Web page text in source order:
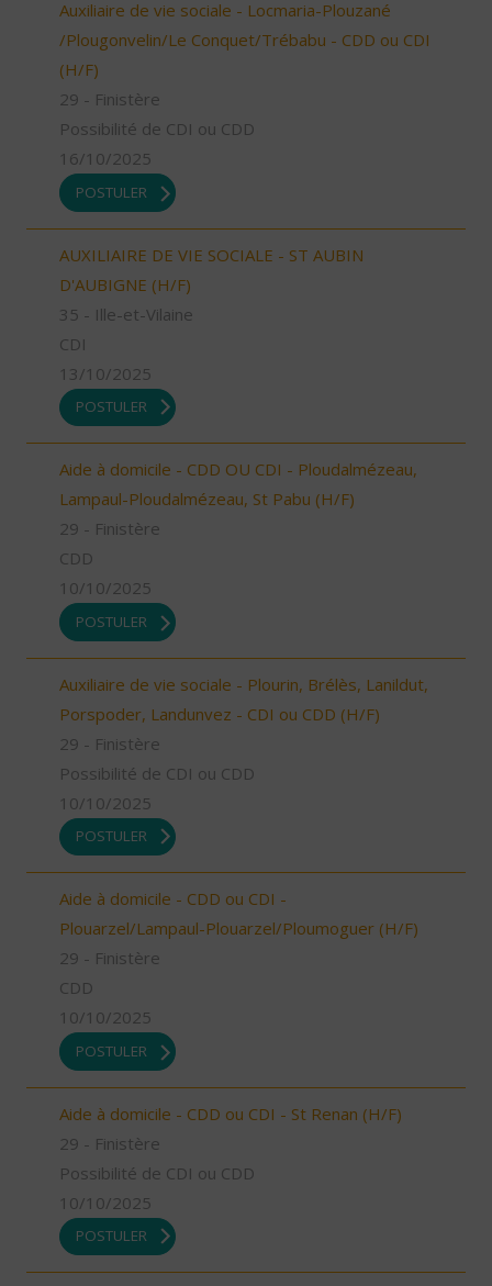
Auxiliaire de vie sociale - Locmaria-Plouzané
/Plougonvelin/Le Conquet/Trébabu - CDD ou CDI
(H/F)
29 - Finistère
Possibilité de CDI ou CDD
16/10/2025
POSTULER
AUXILIAIRE DE VIE SOCIALE - ST AUBIN
D'AUBIGNE (H/F)
35 - Ille-et-Vilaine
CDI
13/10/2025
POSTULER
Aide à domicile - CDD OU CDI - Ploudalmézeau,
Lampaul-Ploudalmézeau, St Pabu (H/F)
29 - Finistère
CDD
10/10/2025
POSTULER
Auxiliaire de vie sociale - Plourin, Brélès, Lanildut,
Porspoder, Landunvez - CDI ou CDD (H/F)
29 - Finistère
Possibilité de CDI ou CDD
10/10/2025
POSTULER
Aide à domicile - CDD ou CDI -
Plouarzel/Lampaul-Plouarzel/Ploumoguer (H/F)
29 - Finistère
CDD
10/10/2025
POSTULER
Aide à domicile - CDD ou CDI - St Renan (H/F)
29 - Finistère
Possibilité de CDI ou CDD
10/10/2025
POSTULER